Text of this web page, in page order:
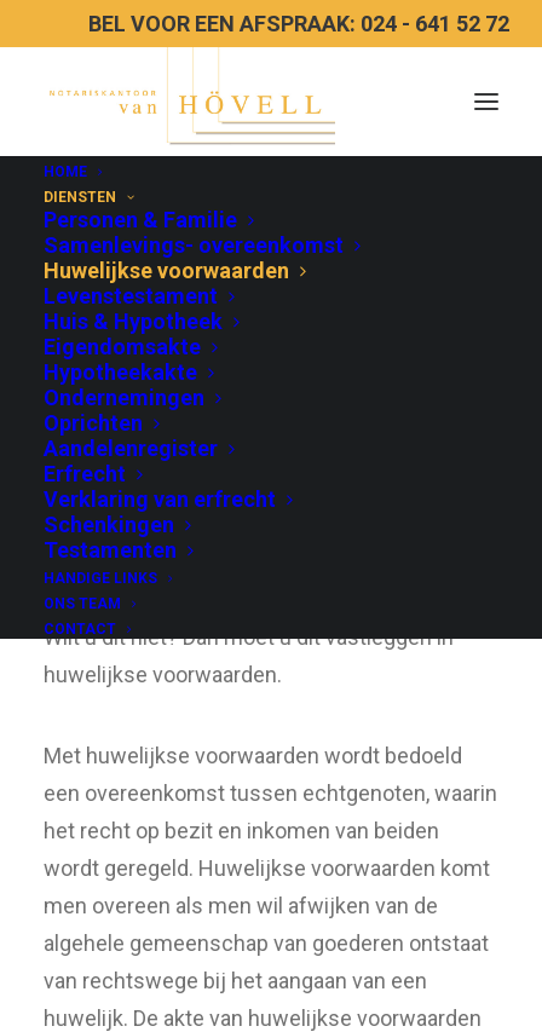
BEL VOOR EEN AFSPRAAK: 024 - 641 52 72
HOME
DIENSTEN
Personen & Familie
Samenlevings- overeenkomst
Huwelijkse voorwaarden
Levenstestament
Huis & Hypotheek
Eigendomsakte
Hypotheekakte
Ondernemingen
Oprichten
Aandelenregister
Erfrecht
Verklaring van erfrecht
Schenkingen
Testamenten
HANDIGE LINKS
ONS TEAM
CONTACT
Huwelijkse
voorwaarden
Bent u getrouwd of heeft u een geregistreerd
partnerschap? Dan regelt de wet automatisch
dat alle bezittingen en schulden van u samen
zijn.
Wilt u dit niet? Dan moet u dit vastleggen in
huwelijkse voorwaarden.
Met huwelijkse voorwaarden wordt bedoeld
een overeenkomst tussen echtgenoten, waarin
het recht op bezit en inkomen van beiden
wordt geregeld. Huwelijkse voorwaarden komt
men overeen als men wil afwijken van de
algehele gemeenschap van goederen ontstaat
van rechtswege bij het aangaan van een
huwelijk. De akte van huwelijkse voorwaarden